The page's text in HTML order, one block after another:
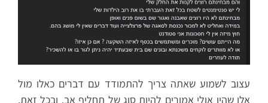
עצוב לשמוע שאתה צריך להתמודד עם דברים כאלו מול
אלו שהיו אולי אמורים להיות סוג של תחליף אב. ובכל זאת,